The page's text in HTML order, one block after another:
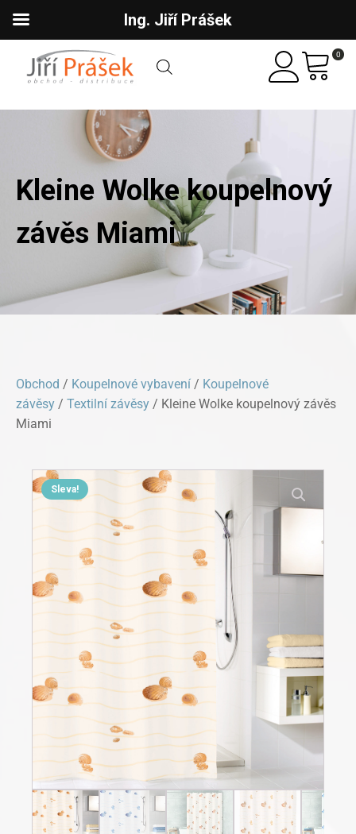
0
Kleine Wolke koupelnový
závěs Miami
Obchod / Koupelnové vybavení / Koupelnové
závěsy / Textilní závěsy / Kleine Wolke koupelnový závěs
Miami
Sleva!
Ing. Jiří Prášek